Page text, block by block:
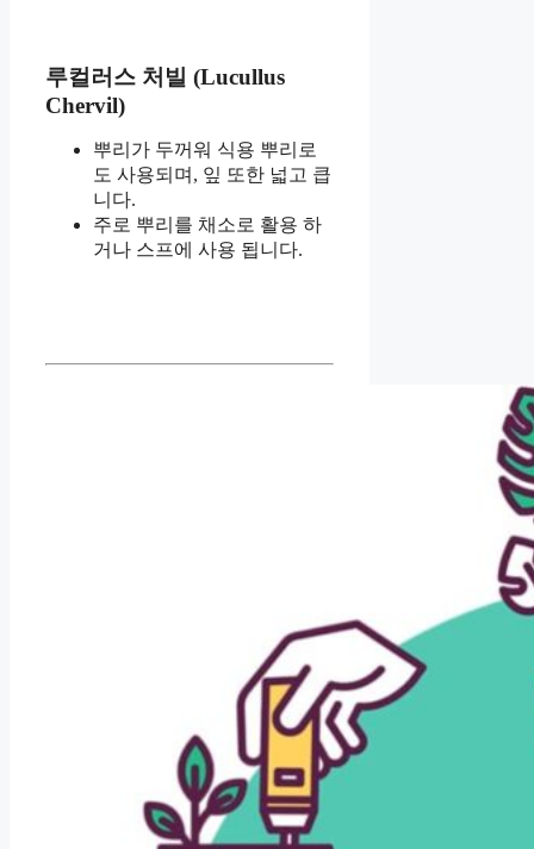
루컬러스 처빌 (Lucullus
Chervil)
뿌리가 두꺼워 식용 뿌리로
도 사용되며, 잎 또한 넓고 큽
니다.
주로 뿌리를 채소로 활용 하
거나 스프에 사용 됩니다.